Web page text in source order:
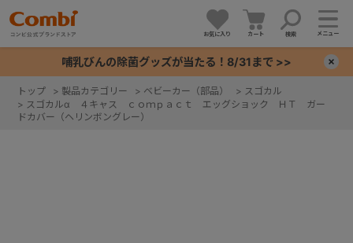
お気に入り カート 検索 メニュー
哺乳びんの除菌グッズが当たる！8/31まで >>
トップ > 製品カテゴリー > ベビーカー（部品） > スゴカル
> スゴカルα ４キャス ｃｏｍｐａｃｔ エッグショック ＨＴ ガー
ドカバー（ヘリンボングレー）